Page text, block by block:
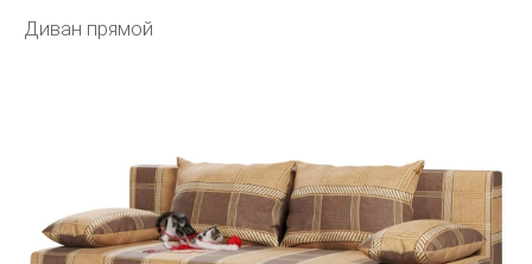
Диван прямой